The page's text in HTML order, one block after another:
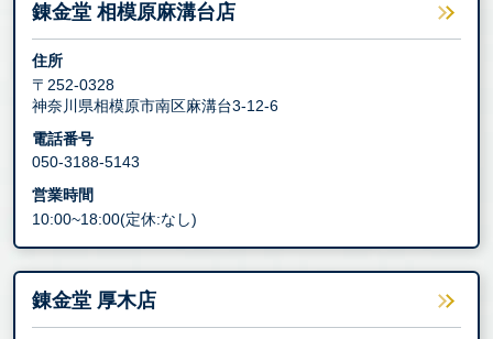
錬金堂 相模原麻溝台店
住所
〒252-0328
神奈川県相模原市南区麻溝台3-12-6
電話番号
050-3188-5143
営業時間
10:00~18:00(定休:なし)
錬金堂 厚木店